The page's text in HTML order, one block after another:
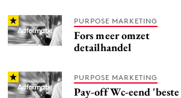
PURPOSE MARKETING
Fors meer omzet
detailhandel
PURPOSE MARKETING
Pay-off Wc-eend 'beste